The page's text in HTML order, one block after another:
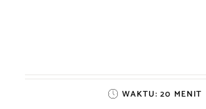
WAKTU: 20 MENIT